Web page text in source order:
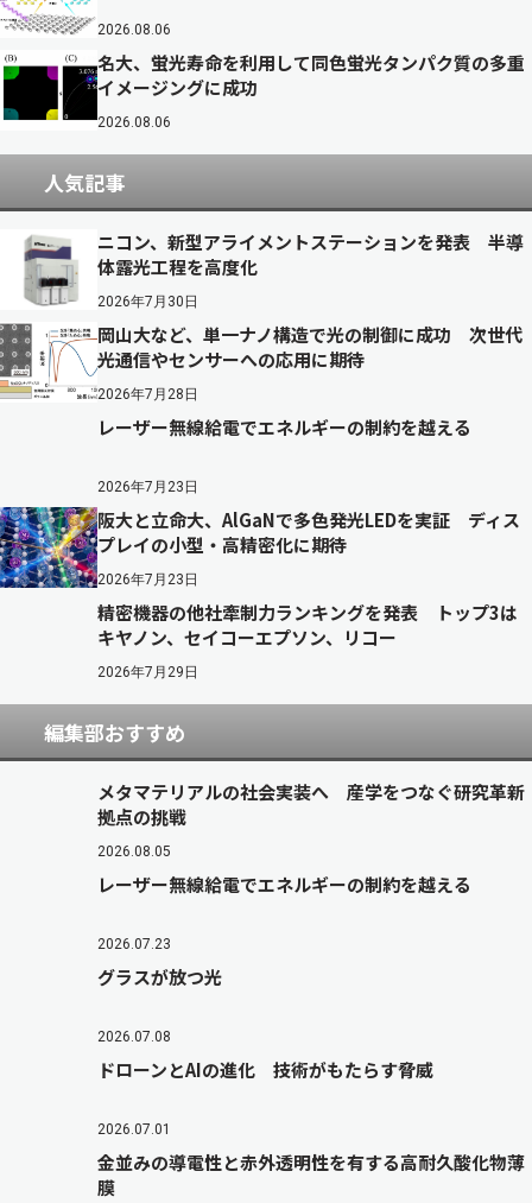
2026.08.06
名大、蛍光寿命を利用して同色蛍光タンパク質の多重
イメージングに成功
2026.08.06
人気記事
ニコン、新型アライメントステーションを発表 半導
体露光工程を高度化
2026年7月30日
岡山大など、単一ナノ構造で光の制御に成功 次世代
光通信やセンサーへの応用に期待
2026年7月28日
レーザー無線給電でエネルギーの制約を越える
2026年7月23日
阪大と立命大、AlGaNで多色発光LEDを実証 ディス
プレイの小型・高精密化に期待
2026年7月23日
精密機器の他社牽制力ランキングを発表 トップ3は
キヤノン、セイコーエプソン、リコー
2026年7月29日
編集部おすすめ
メタマテリアルの社会実装へ 産学をつなぐ研究革新
拠点の挑戦
2026.08.05
レーザー無線給電でエネルギーの制約を越える
2026.07.23
グラスが放つ光
2026.07.08
ドローンとAIの進化 技術がもたらす脅威
2026.07.01
金並みの導電性と赤外透明性を有する高耐久酸化物薄
膜